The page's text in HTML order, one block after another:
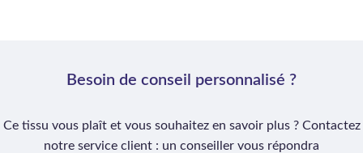
Besoin de conseil personnalisé ?
Ce tissu vous plaît et vous souhaitez en savoir plus ? Contactez
notre service client : un conseiller vous répondra